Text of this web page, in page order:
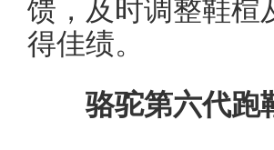
馈，及时调整鞋楦
得佳绩。
骆驼第六代跑